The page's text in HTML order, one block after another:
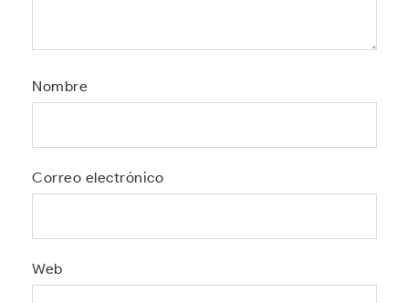
Nombre
Correo electrónico
Web